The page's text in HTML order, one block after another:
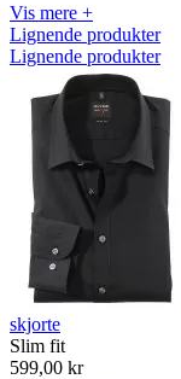
Vis mere +
Lignende produkter
Lignende produkter
skjorte
Slim fit
599,00 kr